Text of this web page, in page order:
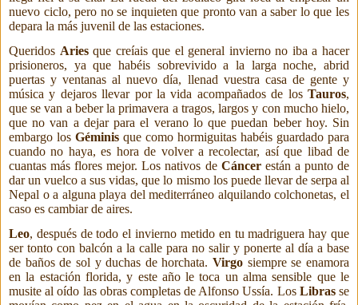
nuevo ciclo, pero no se inquieten que pronto van a saber lo que les
depara la más juvenil de las estaciones.
Queridos Ariesque creíais que el general invierno no iba a hacer
prisioneros, ya que habéis sobrevivido a la larga noche, abrid
puertas y ventanas al nuevo día, llenad vuestra casa de gente y
música y dejaros llevar por la vida acompañados de los Tauros,
que se van a beber la primavera a tragos, largos y con mucho hielo,
que no van a dejar para el verano lo que puedan beber hoy. Sin
embargo los Géminis que como hormiguitas habéis guardado para
cuando no haya, es hora de volver a recolectar, así que libad de
cuantas más flores mejor. Los nativos de Cáncer están a punto de
dar un vuelco a sus vidas, que lo mismo los puede llevar de serpa al
Nepal o a alguna playa del mediterráneo alquilando colchonetas, el
caso es cambiar de aires.
Leo, después de todo el invierno metido en tu madriguera hay que
ser tonto con balcón a la calle para no salir y ponerte al día a base
de baños de sol y duchas de horchata. Virgo siempre se enamora
en la estación florida, y este año le toca un alma sensible que le
musite al oído las obras completas de Alfonso Ussía. Los Librasse